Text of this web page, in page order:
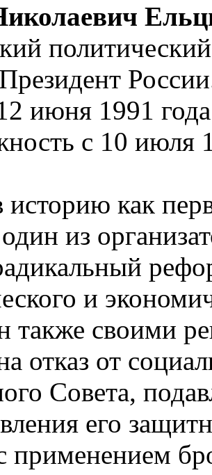
июня 1991
с 10 июля
как
из
и
также своими
отказ от
Совета,
его
применением